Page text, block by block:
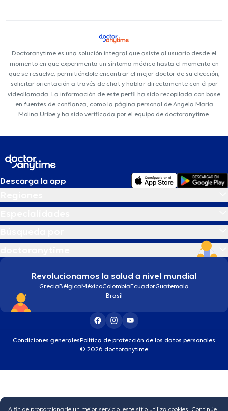
Doctoranytime es una solución integral que asiste al usuario desde el
momento en que experimenta un síntoma médico hasta el momento en
que se resuelve, permitiéndole encontrar el mejor doctor de su elección,
solicitar orientación a través de chat y hablar directamente con él por
videollamada. La información de este perfil ha sido recopilada con base
en fuentes de confianza, como la página personal de Angela Maria
Molina Uribe y ha sido verificada por el equipo de doctoranytime.
Descarga la app
Revolucionamos la salud a nivel mundial
GreciaBélgicaMéxicoColombiaEcuadorGuatemala
Brasil
Condiciones generalesPolítica de protección de los datos personales
© 2026 doctoranytime
A fin de proporcionarle un mejor servicio, este sitio utiliza cookies. Continúe